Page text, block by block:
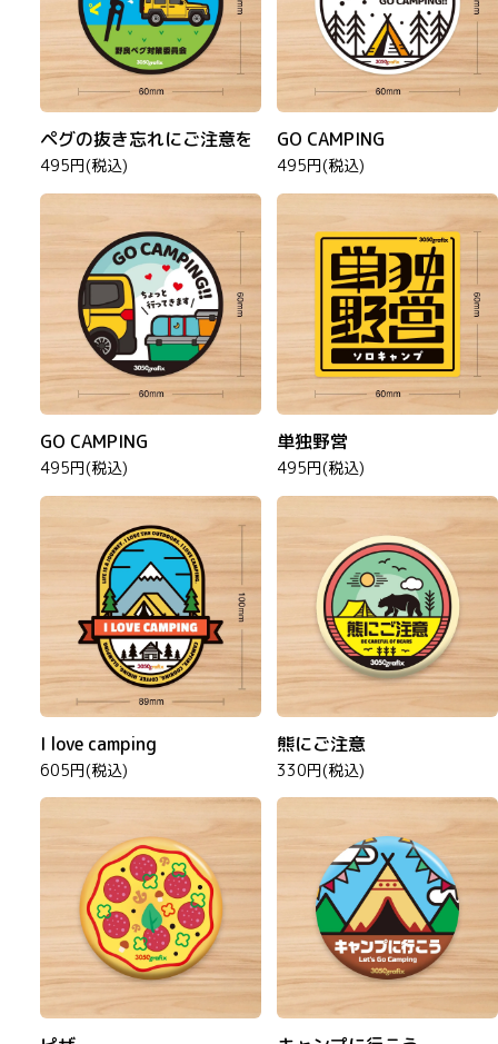
ペグの抜き忘れにご注意を
495円(税込)
GO CAMPING
495円(税込)
GO CAMPING
495円(税込)
単独野営
495円(税込)
I love camping
605円(税込)
熊にご注意
330円(税込)